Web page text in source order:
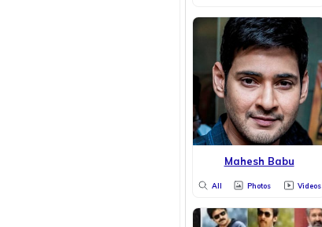
Mahesh Babu
All Photos Videos